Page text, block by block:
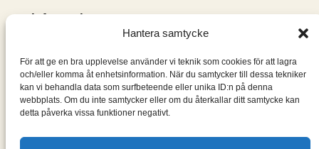
Hantera samtycke
För att ge en bra upplevelse använder vi teknik som cookies för att lagra
och/eller komma åt enhetsinformation. När du samtycker till dessa tekniker
kan vi behandla data som surfbeteende eller unika ID:n på denna
webbplats. Om du inte samtycker eller om du återkallar ditt samtycke kan
detta påverka vissa funktioner negativt.
Information
Om mig & om bloggen
S
ö
k